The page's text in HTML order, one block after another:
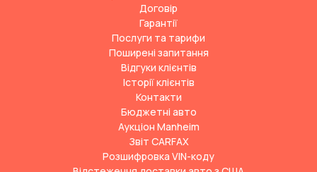
Договір
Гарантії
Послуги та тарифи
Поширені запитання
Відгуки клієнтів
Історії клієнтів
Контакти
Бюджетні авто
Аукціон Manheim
Звіт CARFAX
Розшифровка VIN-коду